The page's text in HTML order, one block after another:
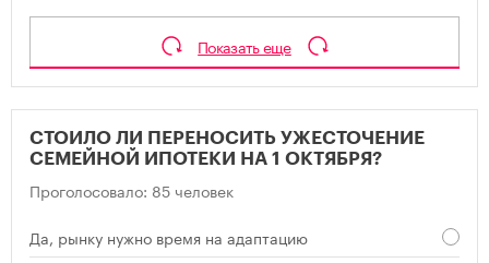
Показать еще
СТОИЛО ЛИ ПЕРЕНОСИТЬ УЖЕСТОЧЕНИЕ
СЕМЕЙНОЙ ИПОТЕКИ НА 1 ОКТЯБРЯ?
Проголосовало: 85 человек
Да, рынку нужно время на адаптацию